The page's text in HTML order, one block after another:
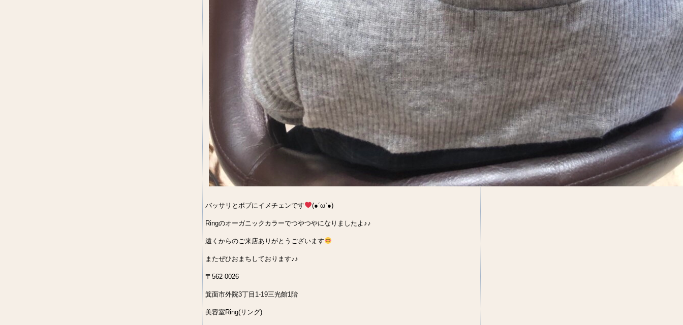
バッサリとボブにイメチェンです (●︎´ω`●︎)
Ringのオーガニックカラーでつやつやになりましたよ♪♪
遠くからのご来店ありがとうございます
またぜひおまちしております♪♪
〒562-0026
箕面市外院3丁目1-19三光館1階
美容室Ring(リング)